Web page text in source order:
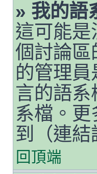
» 我的語
這可能是
個討論區
的管理
言的語
系檔。
到（連
回頂端